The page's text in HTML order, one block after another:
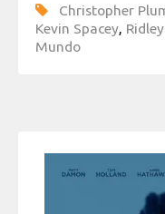
Christopher
Kevin Spacey,
Mundo